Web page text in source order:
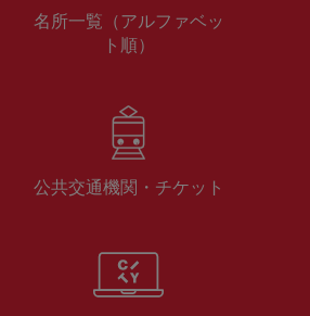
名所一覧（アルファベッ
ト順）
公共交通機関・チケット